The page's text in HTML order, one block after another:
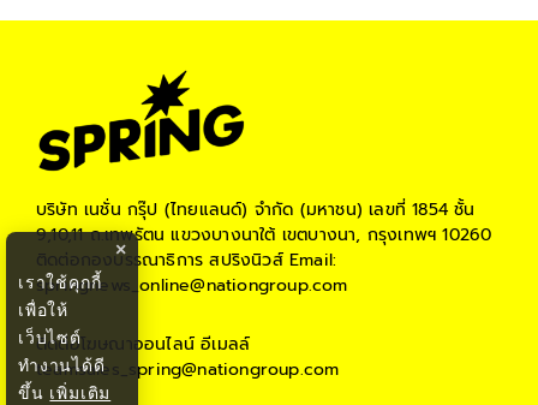
บริษัท เนชั่น กรุ๊ป (ไทยแลนด์) จำกัด (มหาชน) เลขที่ 1854 ชั้น
9,10,11 ถ.เทพรัตน แขวงบางนาใต้ เขตบางนา, กรุงเทพฯ 10260
ติดต่อกองบรรณาธิการ สปริงนิวส์Email:
springnews_online@nationgroup.com
ติดต่อโฆษณาออนไลน์ อีเมลล์
teamsales_spring@nationgroup.com
×
เราใช้คุกกี้
เพื่อให้
เว็บไซต์
ทำงานได้ดี
ขึ้น เพิ่มเติม